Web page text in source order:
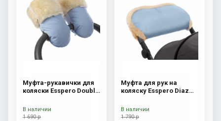
Муфта-рукавички для
коляски Esspero Double
Blue Mountain
1 690 р
В наличии
Муфта для рук на
коляску Esspero Diaz
Blue Mountain
1 790 р
В наличии